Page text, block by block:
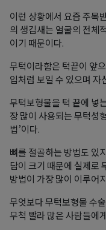
이런 상황에서 요즘 주목
의 생김새는 얼굴의 전체
이기 때문이다.
무턱이라함은 턱끝이 앞
입처럼 보일 수 있으며 자
무턱보형물을 턱 끝에 넣
장 많이 사용되는 무턱성
법’이다.
뼈를 절골하는 방법도 있
담이 크기 때문에 실제로
방법이 가장 많이 이루어
무엇보다 무턱보형물 수
무척 빨라 많은 사람들에